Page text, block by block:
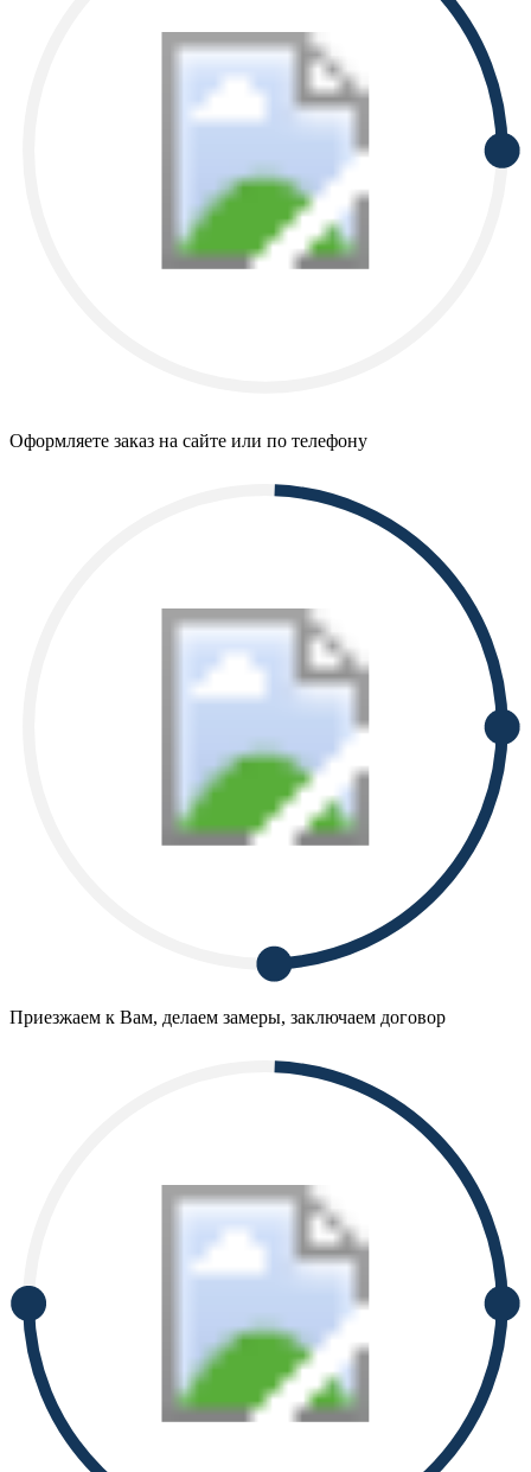
Оформляете заказ на сайте или по телефону
Приезжаем к Вам, делаем замеры, заключаем договор